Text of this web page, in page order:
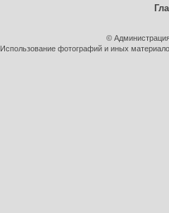
©
Использование фотографий и иных